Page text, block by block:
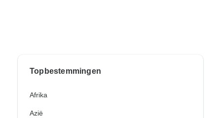
Topbestemmingen
Afrika
Azië